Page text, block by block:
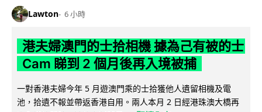
Lawton 6 小時
港夫婦澳門的士拾相機 據為己有被的士
Cam 睇到 2 個月後再入境被捕
一對香港夫婦今年 5 月遊澳門乘的士拾獲他人遺留相機及電
池，拾遺不報並帶返香港自用。兩人本月 2 日經港珠澳大橋再